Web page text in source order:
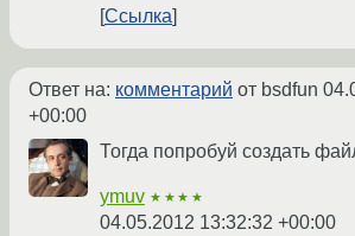
Ссылка
Ответ на: комментарий от bsdfun
+00:00
Тогда попробуй создать
ymuv ★★★★
04.05.2012 13:32:32 +00:00